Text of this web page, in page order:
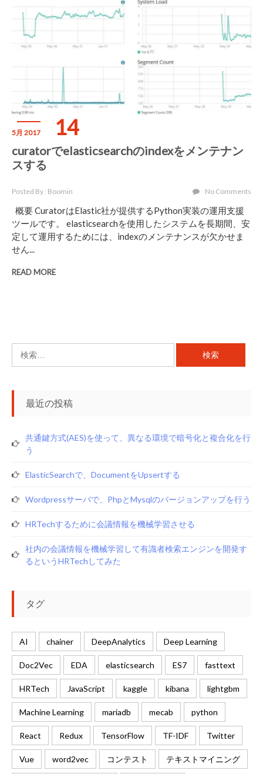
5月 2017 14
curatorでelasticsearchのindexをメンテナン
スする
Posted By : Boomin No Comments
概要 CuratorはElastic社が提供するPython実装の運用支援
ツールです。 elasticsearchを使用したシステムを長期間、安
定して運用するためには、indexのメンテナンスが欠かせま
せん...
READ MORE
索:
最近の投稿
共通鍵方式(AES)を使って、異なる環境で暗号化と複合化を行
う
ElasticSearchで、documentをupsertする
Wordpressサーバで、phpとmysqlのバージョンアップを行う
HRTechするために会議情報を機械学習させる
社内の会議情報を機械学習して有識者検索エンジンを開発す
るというHRTechしてみた
タグ
AI chainer DeepAnalytics Deep Learning
Doc2Vec EDA elasticsearch ES7 fasttext
HRTech JavaScript kaggle kibana lightgbm
Machine Learning mariadb mecab python
React Redux TensorFlow TF-IDF Twitter
Vue word2vec コンテスト テキストマイニング